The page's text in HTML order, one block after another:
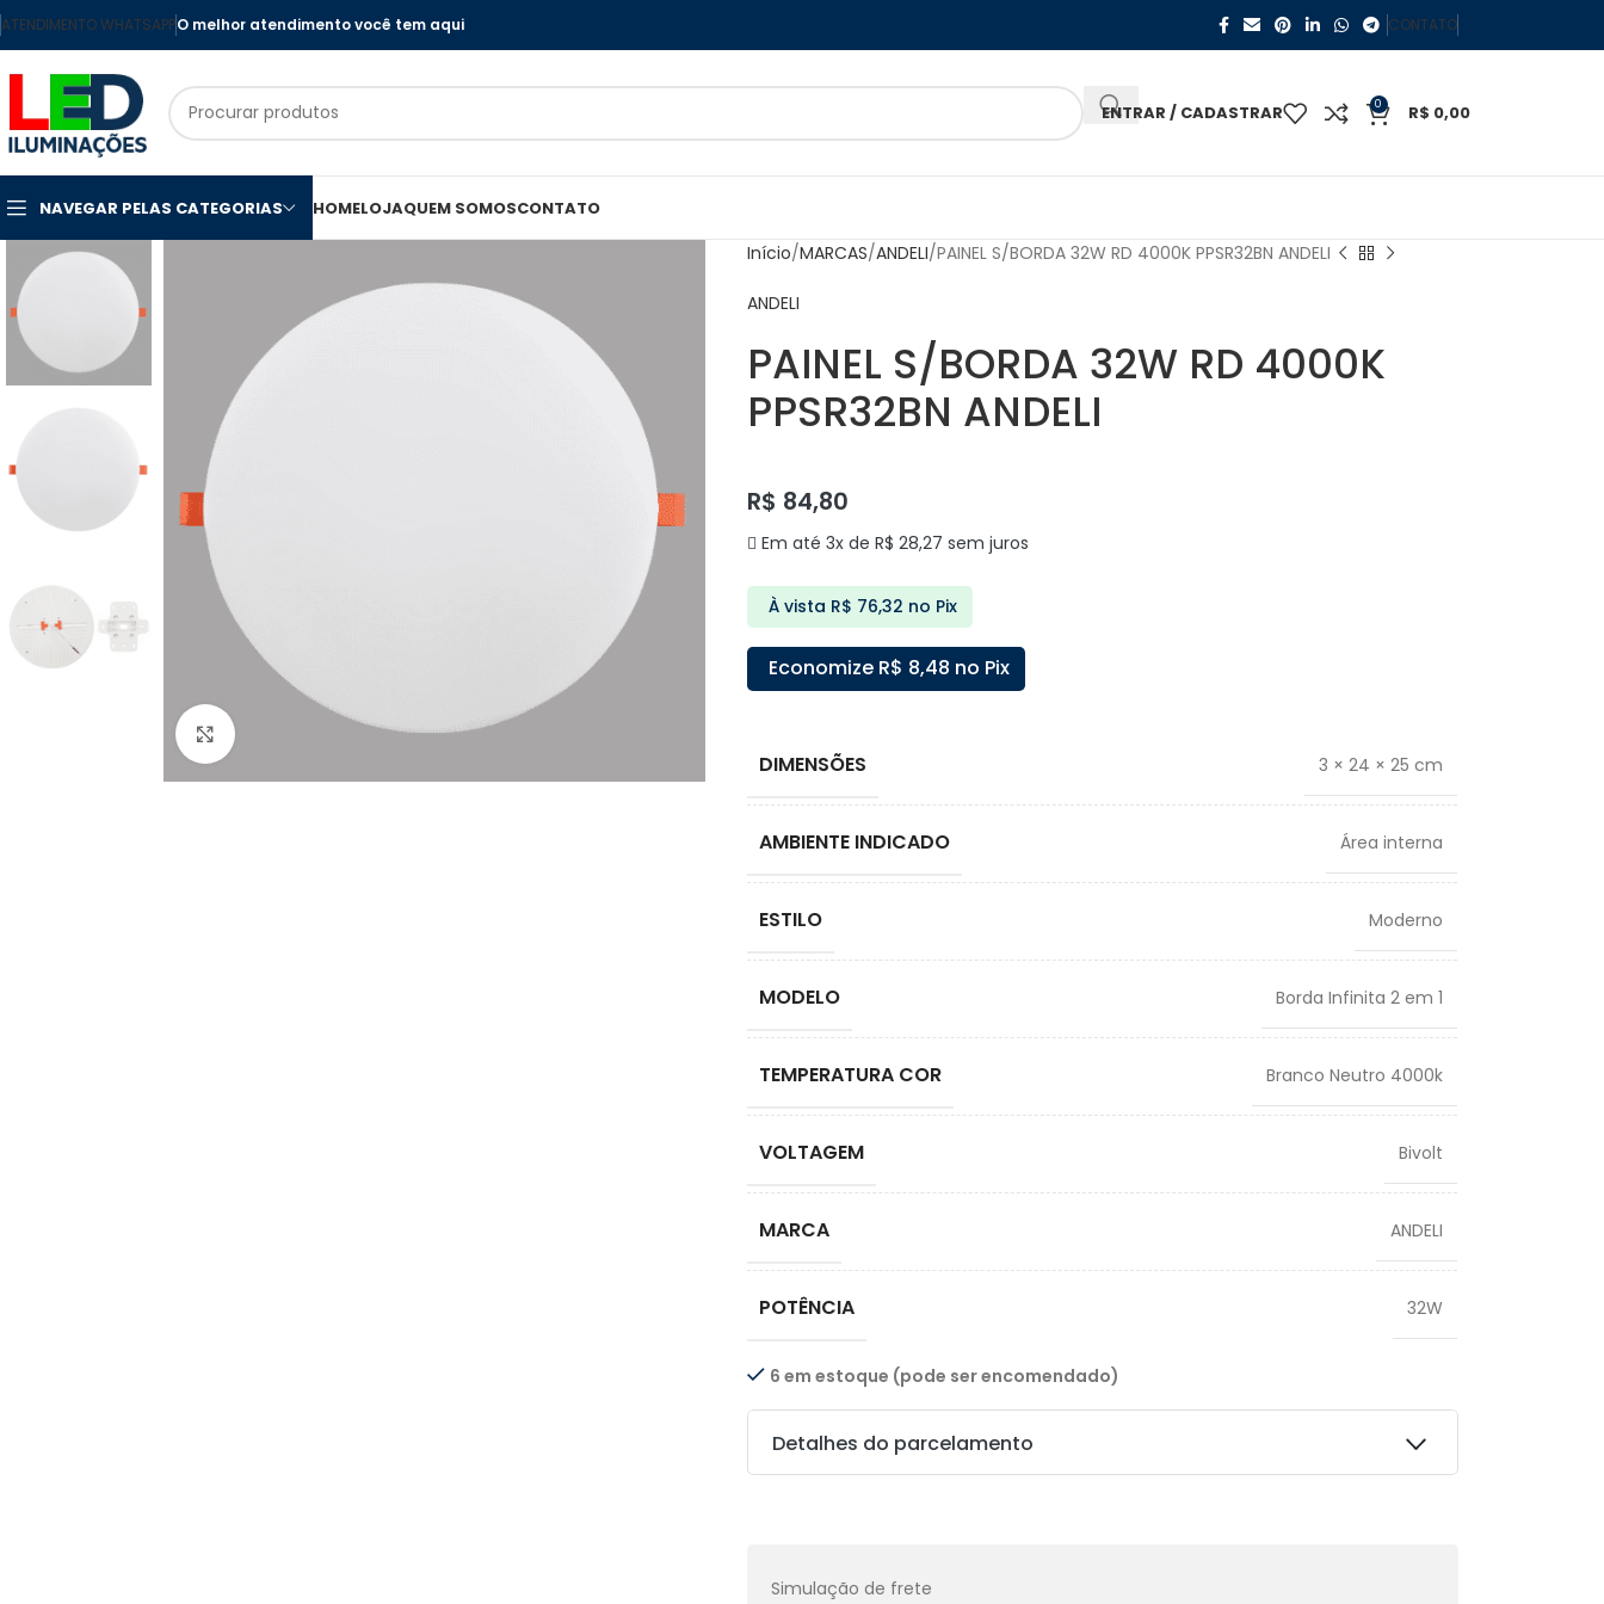
ATENDIMENTO WHATSAPPO melhor atendimento você tem aqui CONTATO
ENTRAR / CADASTRAR 0 R$ 0,00
NAVEGAR PELAS CATEGORIAS HOMELOJAQUEM SOMOSCONTATO
Início MARCAS ANDELI PAINEL S/BORDA 32W RD 4000K PPSR32BN ANDELI
ANDELI
PAINEL S/BORDA 32W RD 4000K
PPSR32BN ANDELI
R$ 84,80
Em até 3x de R$ 28,27 sem juros
À vista R$ 76,32 no Pix
Economize R$ 8,48 no Pix
DIMENSÕES 3 × 24 × 25 cm
AMBIENTE INDICADO Área interna
ESTILO Moderno
MODELO Borda Infinita 2 em 1
TEMPERATURA COR Branco Neutro 4000k
VOLTAGEM Bivolt
MARCA ANDELI
POTÊNCIA 32W
6 em estoque (pode ser encomendado)
Detalhes do parcelamento
Simulação de frete